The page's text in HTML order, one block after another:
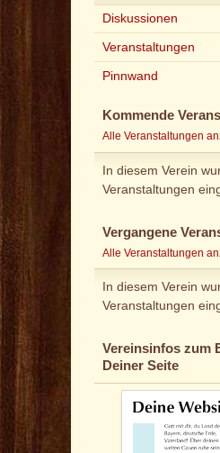
Diskussionen
Veranstaltungen
Pinnwand
Kommende
Alle Veranstaltungen
In diesem Verein
Veranstaltungen
Vergangene
Alle Veranstaltungen
In diesem Verein
Veranstaltungen
Vereinsinfos zum
Deiner Seite